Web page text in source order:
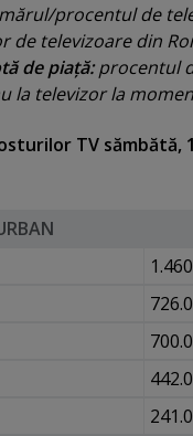
procentul de
de televizoare din
de piaţă:procentul
la televizor la
TV sămbătă,